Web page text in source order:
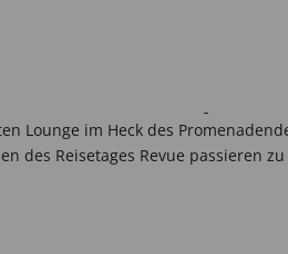
Lounge im Heck des
des Reisetages Revue passieren zu